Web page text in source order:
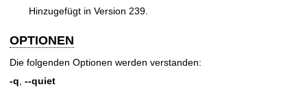
Hinzugefügt in Version 239.
OPTIONEN
Die folgenden Optionen werden verstanden:
-q --quiet